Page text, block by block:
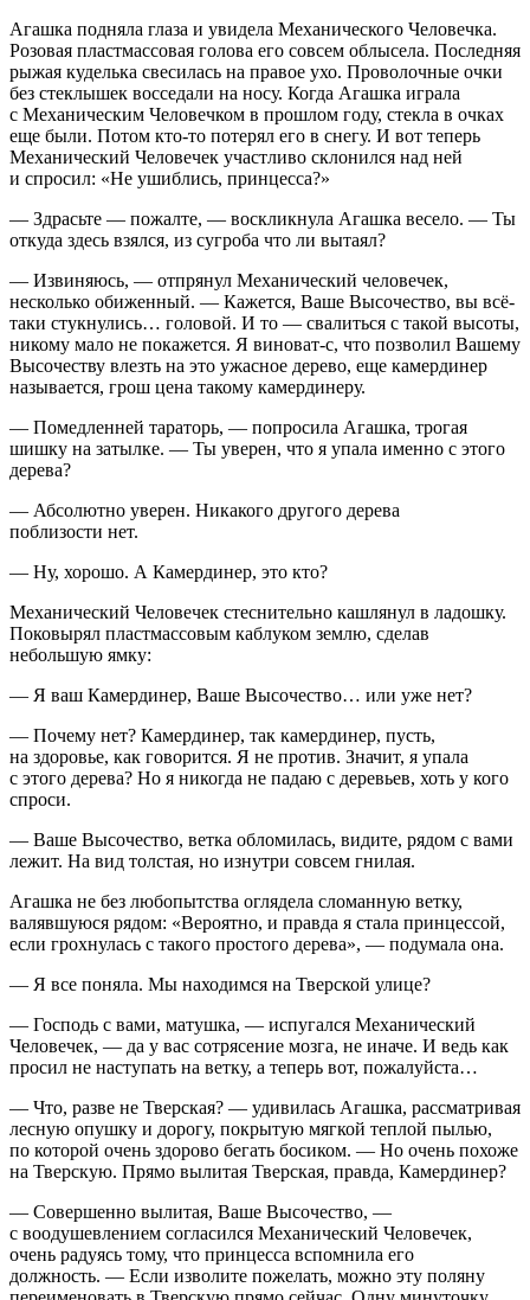
Агашка подняла глаза и увидела Механического Человечка.
Розовая пластмассовая голова его совсем облысела. Последняя
рыжая куделька свесилась на правое ухо. Проволочные очки
без стеклышек восседали на носу. Когда Агашка играла
с Механическим Человечком в прошлом году, стекла в очках
еще были. Потом кто-то потерял его в снегу. И вот теперь
Механический Человечек участливо склонился над ней
и спросил: «Не ушиблись, принцесса?»
— Здрасьте — пожалте, — воскликнула Агашка весело. — Ты
откуда здесь взялся, из сугроба что ли вытаял?
— Извиняюсь, — отпрянул Механический человечек,
несколько обиженный. — Кажется, Ваше Высочество, вы всё-
таки стукнулись… головой. И то — свалиться с такой высоты,
никому мало не покажется. Я виноват-с, что позволил Вашему
Высочеству влезть на это ужасное дерево, еще камердинер
называется, грош цена такому камердинеру.
— Помедленней тараторь, — попросила Агашка, трогая
шишку на затылке. — Ты уверен, что я упала именно с этого
дерева?
— Абсолютно уверен. Никакого другого дерева
поблизости нет.
— Ну, хорошо. А Камердинер, это кто?
Механический Человечек стеснительно кашлянул в ладошку.
Поковырял пластмассовым каблуком землю, сделав
небольшую ямку:
— Я ваш Камердинер, Ваше Высочество… или уже нет?
— Почему нет? Камердинер, так камердинер, пусть,
на здоровье, как говорится. Я не против. Значит, я упала
с этого дерева? Но я никогда не падаю с деревьев, хоть у кого
спроси.
— Ваше Высочество, ветка обломилась, видите, рядом с вами
лежит. На вид толстая, но изнутри совсем гнилая.
Агашка не без любопытства оглядела сломанную ветку,
валявшуюся рядом: «Вероятно, и правда я стала принцессой,
если грохнулась с такого простого дерева», — подумала она.
— Я все поняла. Мы находимся на Тверской улице?
— Господь с вами, матушка, — испугался Механический
Человечек, — да у вас сотрясение мозга, не иначе. И ведь как
просил не наступать на ветку, а теперь вот, пожалуйста…
— Что, разве не Тверская? — удивилась Агашка, рассматривая
лесную опушку и дорогу, покрытую мягкой теплой пылью,
по которой очень здорово бегать босиком. — Но очень похоже
на Тверскую. Прямо вылитая Тверская, правда, Камердинер?
— Совершенно вылитая, Ваше Высочество, —
с воодушевлением согласился Механический Человечек,
очень радуясь тому, что принцесса вспомнила его
должность. — Если изволите пожелать, можно эту поляну